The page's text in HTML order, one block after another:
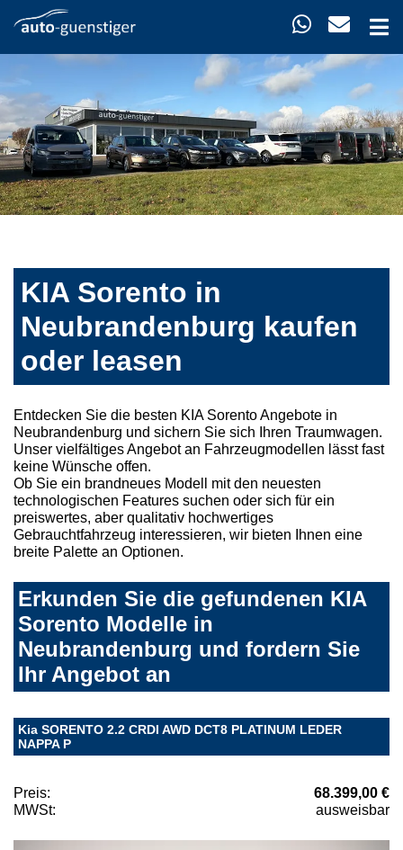
KIA Sorento in
Neubrandenburg kaufen
oder leasen
Entdecken Sie die besten KIA Sorento Angebote in
Neubrandenburg und sichern Sie sich Ihren Traumwagen.
Unser vielfältiges Angebot an Fahrzeugmodellen lässt fast
keine Wünsche offen.
Ob Sie ein brandneues Modell mit den neuesten
technologischen Features suchen oder sich für ein
preiswertes, aber qualitativ hochwertiges
Gebrauchtfahrzeug interessieren, wir bieten Ihnen eine
breite Palette an Optionen.
Erkunden Sie die gefundenen KIA
Sorento Modelle in
Neubrandenburg und fordern Sie
Ihr Angebot an
Kia SORENTO 2.2 CRDI AWD DCT8 PLATINUM LEDER
NAPPA P
Preis:
68.399,00 €
MWSt:
ausweisbar